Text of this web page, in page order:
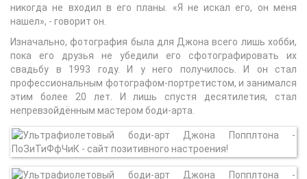
никогда не входил в его планы. «Я не искал его, он меня
нашел», - говорит он.
Изначально, фотография была для Джона всего лишь хобби,
пока его друзья не убедили его сфотографировать их
свадьбу в 1993 году. И у него получилось. И он стал
профессиональным фотографом-портретистом, и занимался
этим более 20 лет. И лишь спустя десятилетия, стал
непревзойдённым мастером боди-арта.